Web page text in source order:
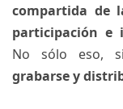
compartida de
participación e
No sólo eso,
grabarse y